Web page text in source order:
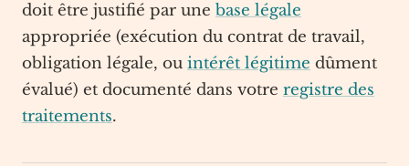
doit être justifié par une base légale
appropriée (exécution du contrat de travail,
obligation légale, ou intérêt légitime dûment
évalué) et documenté dans votre registre des
traitements.